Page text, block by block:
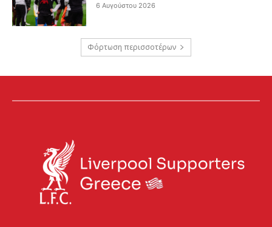
6 Αυγούστου 2026
Φόρτωση περισσοτέρων